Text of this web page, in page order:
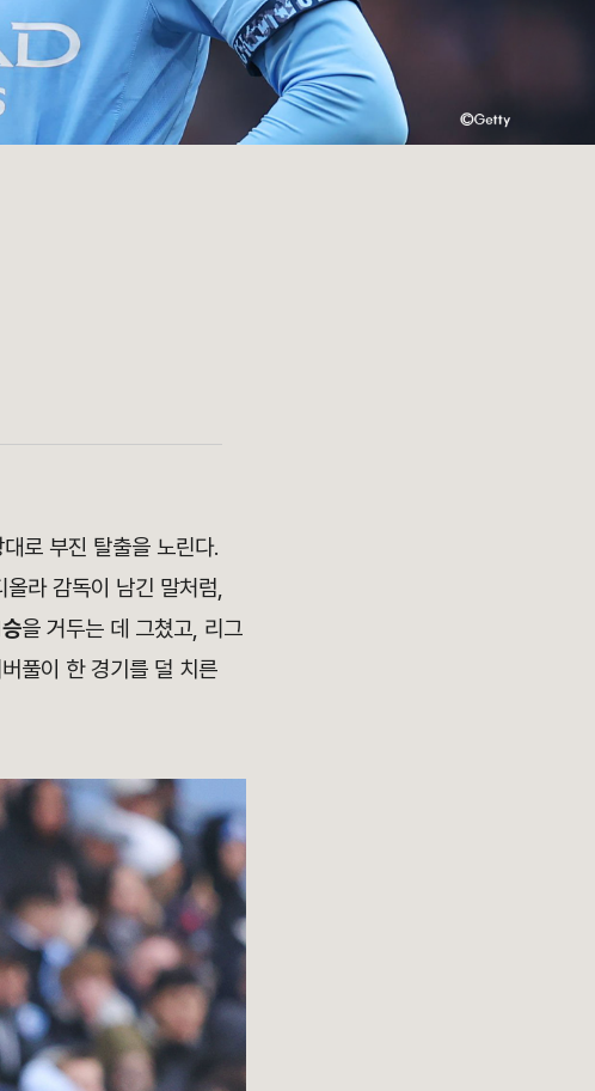
로 부진 탈출을 노린다.
라 감독이 남긴 말처럼,
을 거두는 데 그쳤고, 리그
풀이 한 경기를 덜 치른